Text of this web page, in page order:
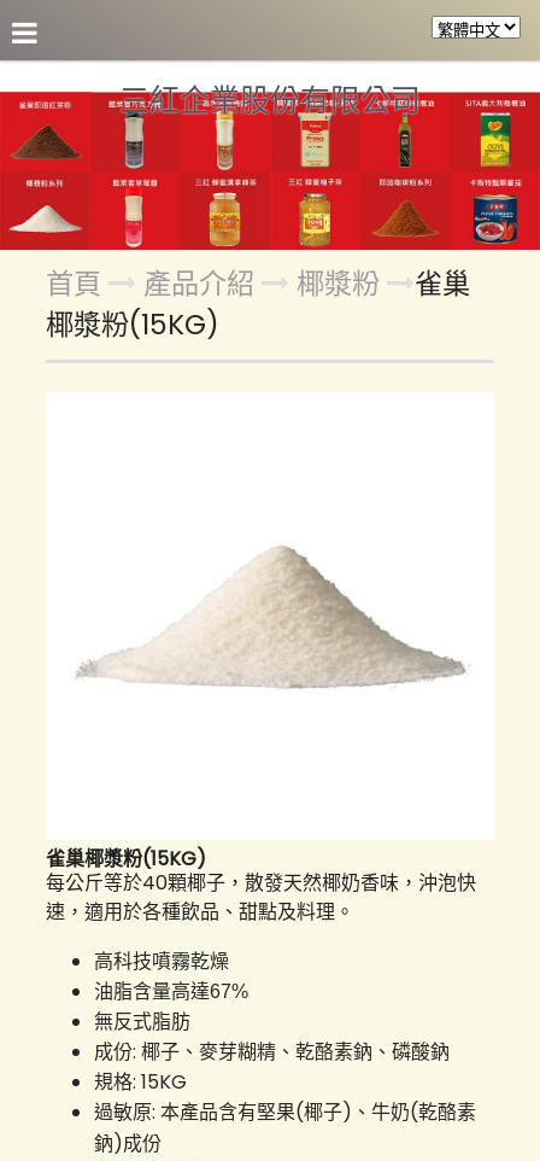
三紅企業股份有限公司
首頁 產品介紹 椰漿粉
雀巢
椰漿粉(15KG)
雀巢椰漿粉(15KG)
每公斤等於40顆椰子，散發天然椰奶香味，沖泡快
速，適用於各種飲品、甜點及料理。
高科技噴霧乾燥
油脂含量高達67%
無反式脂肪
成份: 椰子、麥芽糊精、乾酪素鈉、磷酸鈉
規格: 15KG
過敏原: 本產品含有堅果(椰子)、牛奶(乾酪素
鈉)成份